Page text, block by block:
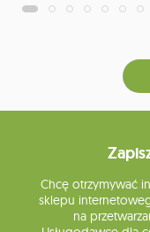
Chcę otrzymywać
sklepu
na